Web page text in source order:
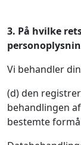
3. På hvilke
Vi behandler
(d) den
behandlingen
bestemte